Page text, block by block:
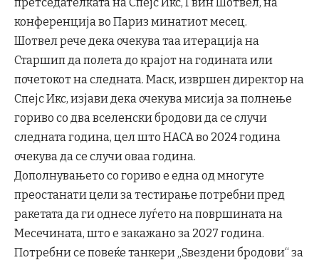
конференција во Париз минатиот месец.
Шотвел рече дека очекува таа итерација на
Старшип да полета до крајот на годината или
почетокот на следната. Маск, извршен директор на
Спејс Икс, изјави дека очекува мисија за полнење
гориво со два вселенски бродови да се случи
следната година, цел што НАСА во 2024 година
очекува да се случи оваа година.
Дополнувањето со гориво е една од многуте
преостанати цели за тестирање потребни пред
ракетата да ги однесе луѓето на површината на
Месечината, што е закажано за 2027 година.
Потребни се повеќе танкери „Ѕвездени бродови“ за